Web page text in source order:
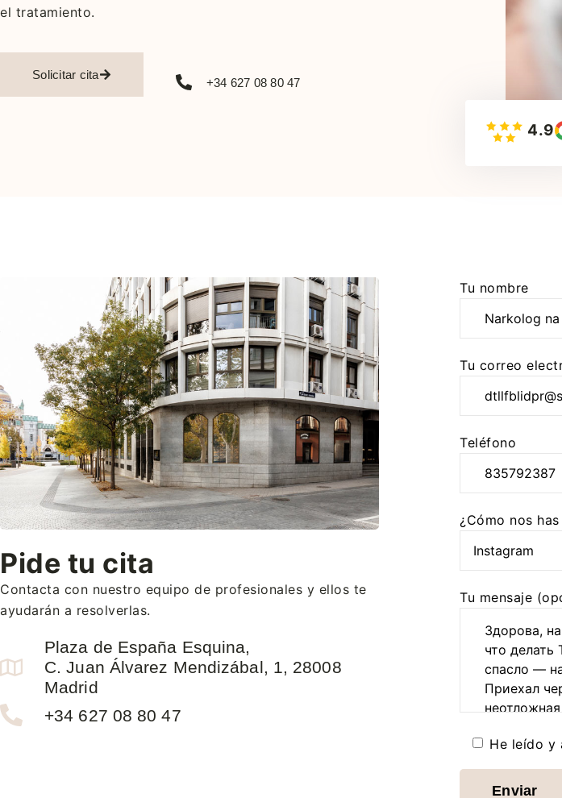
el tratamiento.
Solicitar cita
+34 627 08 80 47
4.9
Pide tu cita
Contacta con nuestro equipo de profesionales y ellos te
ayudarán a resolverlas.
Plaza de España Esquina,
C. Juan Álvarez Mendizábal, 1, 28008
Madrid
+34 627 08 80 47
Ha
al
intentar
enviar
mensaje.
favor,
inténtalo
nuevo
tarde.
Tu nombre
Tu correo
Teléfono
¿Cómo nos
Tu mensaje
He leído y